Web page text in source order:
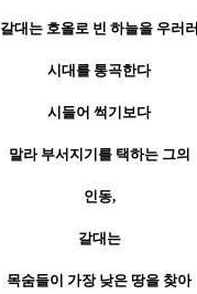
갈대는 호올로 빈 하늘을 우러러
시대를 통곡한다
시들어 썩기보다
말라 부서지기를 택하는 그의
인동,
갈대는
목숨들이 가장 낮은 땅을 찾아